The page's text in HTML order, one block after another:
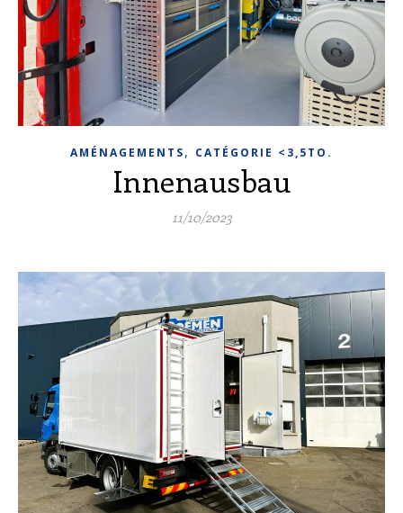
AMÉNAGEMENTS, CATÉGORIE <3,5TO.
Innenausbau
11/10/2023